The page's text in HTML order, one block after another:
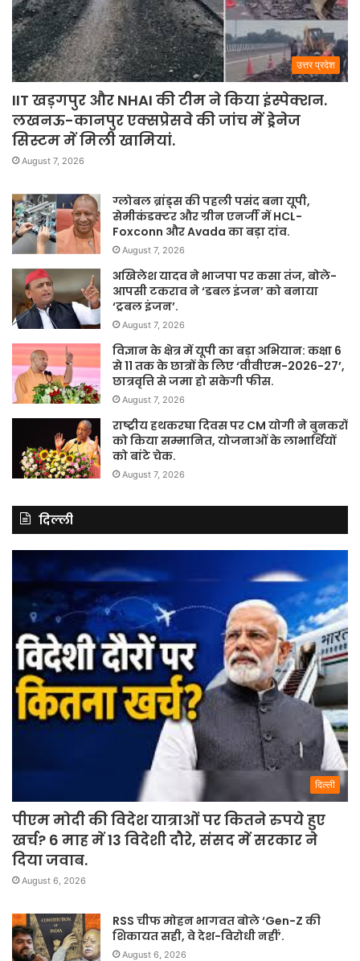
उत्तर प्रदेश
IIT खड़गपुर और NHAI की टीम ने किया इंस्पेक्शन.
लखनऊ-कानपुर एक्सप्रेसवे की जांच में ड्रेनेज
सिस्टम में मिली खामियां.
August 7, 2026
ग्लोबल ब्रांड्स की पहली पसंद बना यूपी,
सेमीकंडक्टर और ग्रीन एनर्जी में HCL-
Foxconn और Avada का बड़ा दांव.
August 7, 2026
अखिलेश यादव ने भाजपा पर कसा तंज, बोले-
आपसी टकराव ने ‘डबल इंजन’ को बनाया
‘ट्रबल इंजन’.
August 7, 2026
विज्ञान के क्षेत्र में यूपी का बड़ा अभियान: कक्षा 6
से 11 तक के छात्रों के लिए ‘वीवीएम-2026-27’,
छात्रवृत्ति से जमा हो सकेगी फीस.
August 7, 2026
राष्ट्रीय हथकरघा दिवस पर CM योगी ने बुनकरों
को किया सम्मानित, योजनाओं के लाभार्थियों
को बांटे चेक.
August 7, 2026
दिल्ली
दिल्ली
पीएम मोदी की विदेश यात्राओं पर कितने रुपये हुए
खर्च? 6 माह में 13 विदेशी दौरे, संसद में सरकार ने
दिया जवाब.
August 6, 2026
RSS चीफ मोहन भागवत बोले ‘Gen-Z की
शिकायत सही, वे देश-विरोधी नहीं’.
August 6, 2026